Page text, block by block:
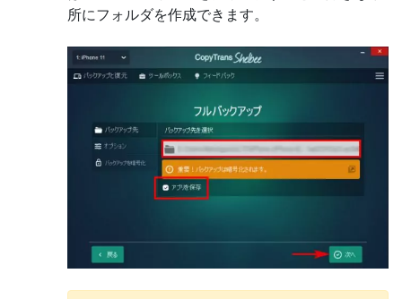
所にフォルダを作成できます。